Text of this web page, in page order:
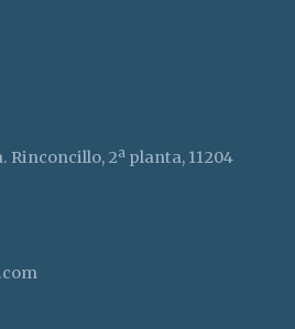
Rinconcillo, 2ª planta, 11204